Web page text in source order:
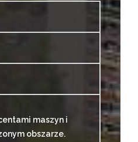
maszyn i
obszarze.